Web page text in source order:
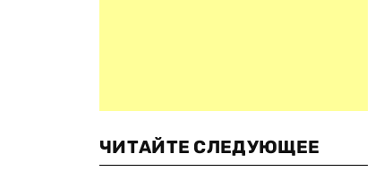
ЧИТАЙТЕ СЛЕДУЮЩЕЕ